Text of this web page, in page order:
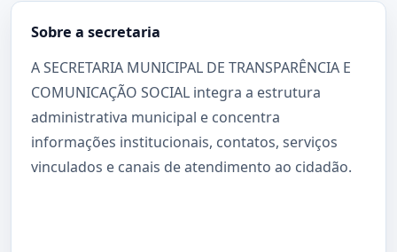
Sobre a secretaria
A SECRETARIA MUNICIPAL DE TRANSPARÊNCIA E
COMUNICAÇÃO SOCIAL integra a estrutura
administrativa municipal e concentra
informações institucionais, contatos, serviços
vinculados e canais de atendimento ao cidadão.